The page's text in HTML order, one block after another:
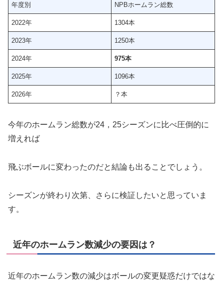
年度別 NPBホームラン総数
2022年 1304本
2023年 1250本
2024年 975本
2025年 1096本
2026年 ？本
今年のホームラン総数が24，25シーズンに比べ圧倒的に
増えれば
飛ぶボールに変わったのだと結論も出ることでしょう。
シーズンが終わり次第、さらに検証したいと思っていま
す。
近年のホームラン数減少の要因は？
近年のホームラン数の減少はボールの変更疑惑だけではな